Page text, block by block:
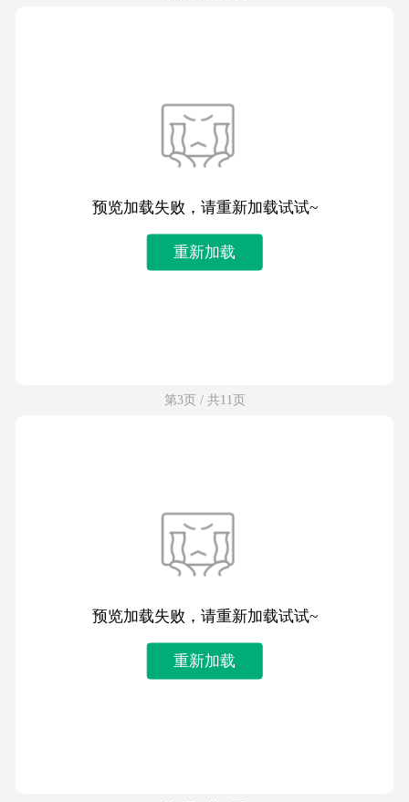
预览加载失败，请重新加载试试~
重新加载
第3页 / 共11页
预览加载失败，请重新加载试试~
重新加载